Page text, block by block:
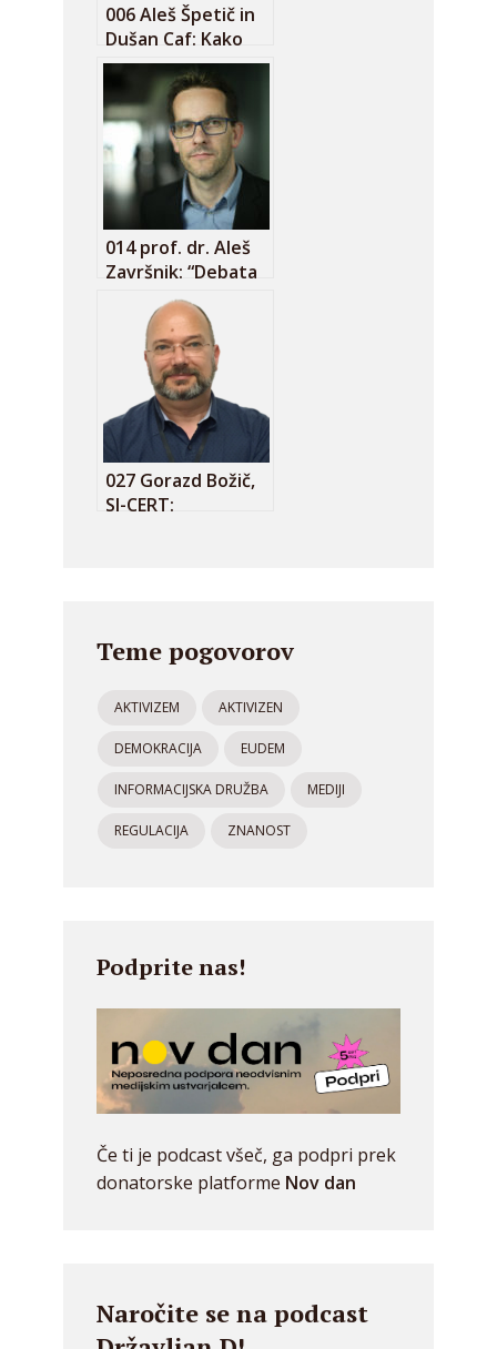
006 Aleš Špetič in
Dušan Caf: Kako
misliti
informacijsko
družbo?
014 prof. dr. Aleš
Završnik: “Debata
o omejevanju
dostopa do
podatkov nadzora
je zgrešena!”
027 Gorazd Božič,
SI-CERT:
Teme pogovorov
AKTIVIZEM AKTIVIZEN
DEMOKRACIJA EUDEM
INFORMACIJSKA DRUŽBA MEDIJI
REGULACIJA ZNANOST
Podprite nas!
Če ti je podcast všeč, ga podpri prek
donatorske platforme Nov dan
Naročite se na podcast